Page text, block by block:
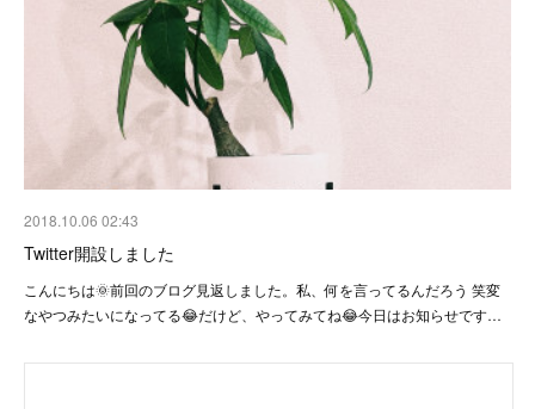
2018.10.06 02:43
Twitter開設しました
こんにちは🌞前回のブログ見返しました。私、何を言ってるんだろう 笑変
なやつみたいになってる😂だけど、やってみてね😂今日はお知らせです…